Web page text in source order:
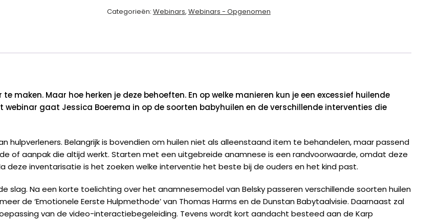
Jessica
Categorieën: Webinars, Webinars - Opgenomen
maken. Maar hoe herken je deze behoeften. En op welke manieren kun je een excessief huilende
gaat Jessica Boerema in op de soorten babyhuilen en de verschillende interventies die
hulpverleners. Belangrijk is bovendien om huilen niet als alleenstaand item te behandelen, maar passend
of aanpak die altijd werkt. Starten met een uitgebreide anamnese is een randvoorwaarde, omdat deze
deze inventarisatie is het zoeken welke interventie het beste bij de ouders en het kind past.
Na een korte toelichting over het anamnesemodel van Belsky passeren verschillende soorten huilen
de ‘Emotionele Eerste Hulpmethode’ van Thomas Harms en de Dunstan Babytaalvisie. Daarnaast zal
van de video-interactiebegeleiding. Tevens wordt kort aandacht besteed aan de Karp